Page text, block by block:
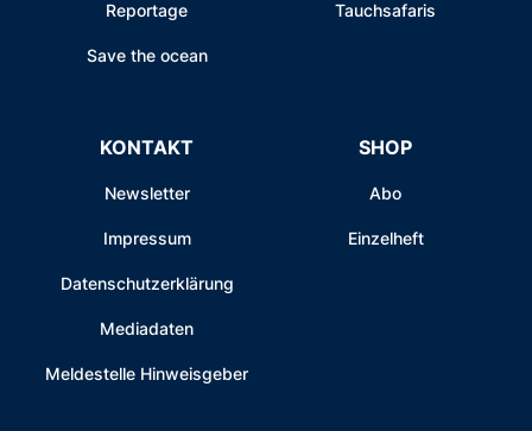
Reportage
Save the ocean
Tauchsafaris
KONTAKT
Newsletter
Impressum
Datenschutzerklärung
Mediadaten
Meldestelle Hinweisgeber
SHOP
Abo
Einzelheft